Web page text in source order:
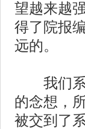
望越来越
得了院报
远的。
我们系
的念想，
被交到了